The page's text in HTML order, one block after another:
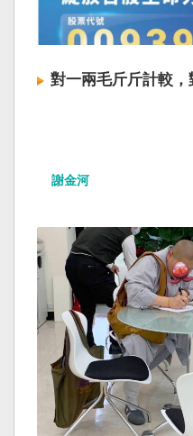
對一兩毛斤斤計較
謝金河